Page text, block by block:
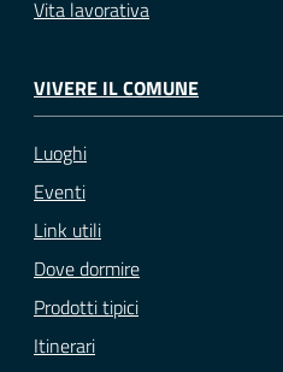
Vita lavorativa
VIVERE IL COMUNE
Luoghi
Eventi
Link utili
Dove dormire
Prodotti tipici
Itinerari